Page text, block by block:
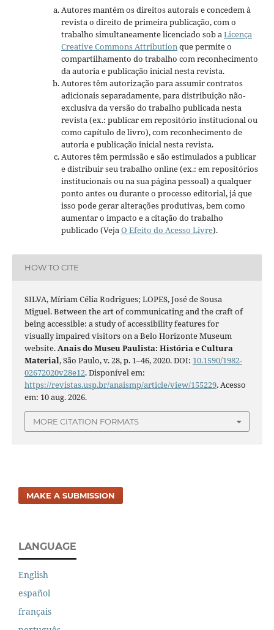
Autores mantém os direitos autorais e concedem à
revista o direito de primeira publicação, com o
trabalho simultaneamente licenciado sob aLicença
Creative Commons Attributionque permite o
compartilhamento do trabalho com reconhecimento
da autoria e publicação inicial nesta revista.
Autores têm autorização para assumir contratos
adicionais separadamente, para distribuição não-
exclusiva da versão do trabalho publicada nesta
revista (ex.: publicar em repositório institucional ou
como capítulo de livro), com reconhecimento de
autoria e publicação inicial nesta revista.
Autores têm permissão e são estimulados a publicar
e distribuir seu trabalho online (ex.: em repositórios
institucionais ou na sua página pessoal) a qualquer
ponto antes ou durante o processo editorial, já que
isso pode gerar alterações produtivas, bem como
aumentar o impacto e a citação do trabalho
publicado (VejaO Efeito do Acesso Livre).
HOW TO CITE
SILVA, Míriam Célia Rodrigues; LOPES, José de Sousa
Miguel. Between the art of communicating and the craft of
being accessible: a study of accessibility features for
visually impaired visitors on a Belo Horizonte Museum
website.Anais do Museu Paulista: História e Cultura
Material, São Paulo, v. 28, p. 1–46, 2020. DOI: 10.1590/1982-
02672020v28e12. Disponível em:
https://revistas.usp.br/anaismp/article/view/155229. Acesso
em: 10 aug. 2026.
MORE CITATION FORMATS
MAKE A SUBMISSION
LANGUAGE
English
español
français